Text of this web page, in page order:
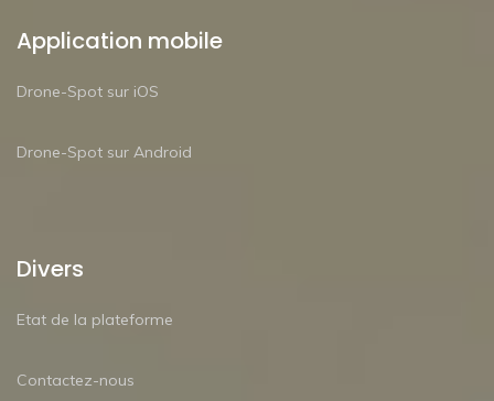
Application mobile
Drone-Spot sur iOS
Drone-Spot sur Android
Divers
Etat de la plateforme
Contactez-nous